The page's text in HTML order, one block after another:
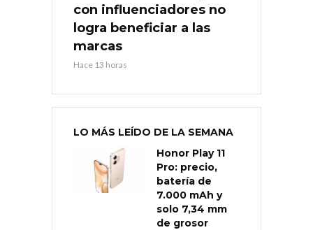
con influenciadores no
logra beneficiar a las
marcas
Hace 13 horas
LO MÁS LEÍDO DE LA SEMANA
Honor Play 11
Pro: precio,
batería de
7.000 mAh y
solo 7,34 mm
de grosor